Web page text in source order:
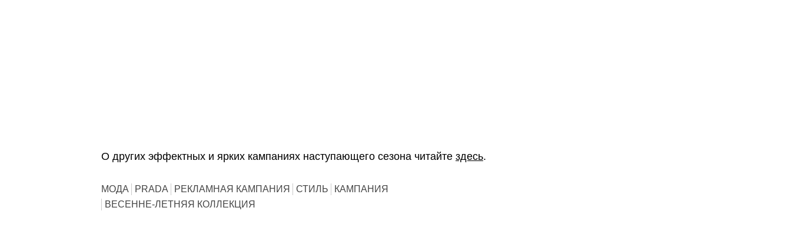
О других эффектных и ярких кампаниях наступающего сезона читайте здесь.
МОДА PRADA РЕКЛАМНАЯ КАМПАНИЯ СТИЛЬ
КАМПАНИЯ
ВЕСЕННЕ-ЛЕТНЯЯ КОЛЛЕКЦИЯ